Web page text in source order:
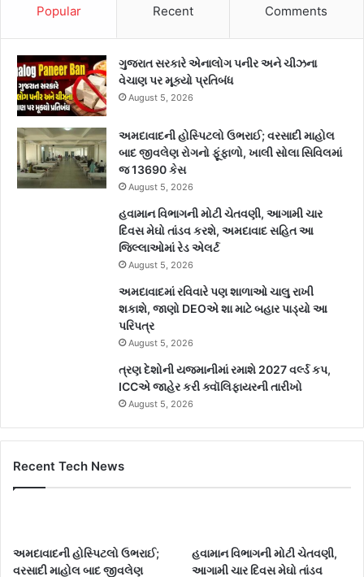
Popular Recent Comments
ગુજરાત સરકારે એનાલોગ પનીર અને ચીઝના
વેચાણ પર મૂક્યો પ્રતિબંધ
August 5, 2026
અમદાવાદની હોસ્પિટલો ઉભરાઈ; વરસાદી માહોલ
બાદ જીવલેણ રોગનો ફૂંફાળો, ખાલી સોલા સિવિલમાં
જ 13690 કેસ
August 5, 2026
હવામાન વિભાગની મોટી ચેતવણી, આગામી ચાર
દિવસ મેઘો તાંડવ કરશે, અમદાવાદ સહિત આ
જિલ્લાઓમાં રેડ એલર્ટ
August 5, 2026
અમદાવાદમાં રવિવારે પણ શાળાઓ ચાલુ રાખી
શકાશે, જાણો DEOએ શા માટે બહાર પાડ્યો આ
પરિપત્ર
August 5, 2026
ત્રણ દેશોની યજમાનીમાં રમાશે 2027 વર્લ્ડ કપ,
ICCએ જાહેર કરી ક્વૉલિફાયરની તારીખો
August 5, 2026
Recent Tech News
અમદાવાદની હોસ્પિટલો ઉભરાઈ;
વરસાદી માહોલ બાદ જીવલેણ
હવામાન વિભાગની મોટી ચેતવણી,
આગામી ચાર દિવસ મેઘો તાંડવ